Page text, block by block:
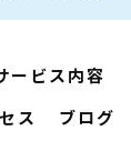
ービス内容
ス ブログ